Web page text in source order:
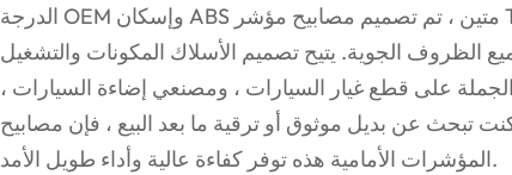
الدرجة OEM وإسكان ABS متين ، تم تصميم مصابيح مؤشر Toyota Crown JZS141 لمقاومة التأثير
الظروف الجوية. يتيح تصميم الأسلاك المكونات والتشغيل
الجملة على قطع غيار السيارات ، ومصنعي إضاءة السيارات ،
تبحث عن بديل موثوق أو ترقية ما بعد البيع ، فإن مصابيح
المؤشرات الأمامية هذه توفر كفاءة عالية وأداء طويل الأمد.